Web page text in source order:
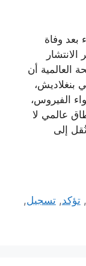
بعد وفاة
العالمية أن
بنغلاديش،
الفيروس،
عالمي لا
إلى
,تؤكد,تسجيل,